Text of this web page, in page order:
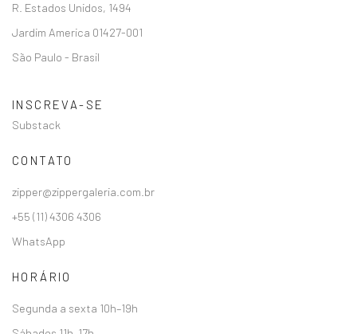
R. Estados Unidos, 1494
Jardim America 01427-001
São Paulo - Brasil
INSCREVA-SE
Substack
CONTATO
zipper@zippergaleria.com.br
+55 (11) 4306 4306
WhatsApp
HORÁRIO
Segunda a sexta 10h–19h